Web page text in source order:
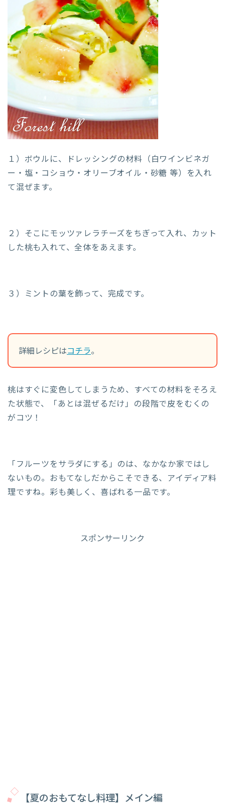
１）ボウルに、ドレッシングの材料（白ワインビネガ
ー・塩・コショウ・オリーブオイル・砂糖 等）を入れ
て混ぜます。
２）そこにモッツァレラチーズをちぎって入れ、カット
した桃も入れて、全体をあえます。
３）ミントの葉を飾って、完成です。
詳細レシピはコチラ。
桃はすぐに変色してしまうため、すべての材料をそろえ
た状態で、「あとは混ぜるだけ」の段階で皮をむくの
がコツ！
「フルーツをサラダにする」のは、なかなか家ではし
ないもの。おもてなしだからこそできる、アイディア料
理ですね。彩も美しく、喜ばれる一品です。
スポンサーリンク
【夏のおもてなし料理】メイン編